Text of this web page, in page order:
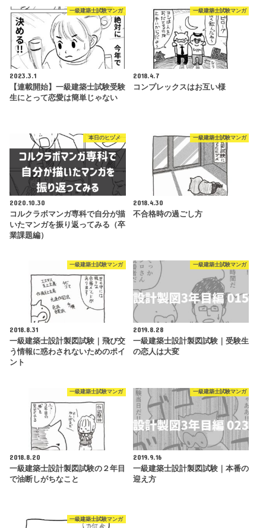
一級建築士試験マンガ
2023.3.1
【連載開始】一級建築士試験受験
生にとって恋愛は簡単じゃない
一級建築士試験マンガ
2018.4.7
コンプレックスはお互い様
本日のヒヅメ
2020.10.30
コルクラボマンガ専科で自分が描
いたマンガを振り返ってみる（卒
業課題編）
一級建築士試験マンガ
2018.4.30
不合格時の過ごし方
一級建築士試験マンガ
2018.8.31
一級建築士設計製図試験｜飛び交
う情報に惑わされないためのポイ
ント
一級建築士試験マンガ
2019.8.28
一級建築士設計製図試験｜受験生
の恋人は大変
一級建築士試験マンガ
2018.8.20
一級建築士設計製図試験の２年目
で油断しがちなこと
一級建築士試験マンガ
2019.9.16
一級建築士設計製図試験｜本番の
迎え方
一級建築士試験マンガ